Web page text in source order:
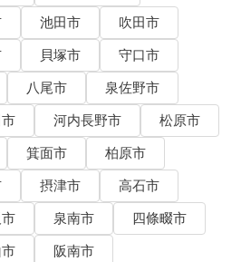
池田市
吹田市
貝塚市
守口市
八尾市
泉佐野市
河内長野市
松原市
箕面市
柏原市
摂津市
高石市
泉南市
四條畷市
阪南市